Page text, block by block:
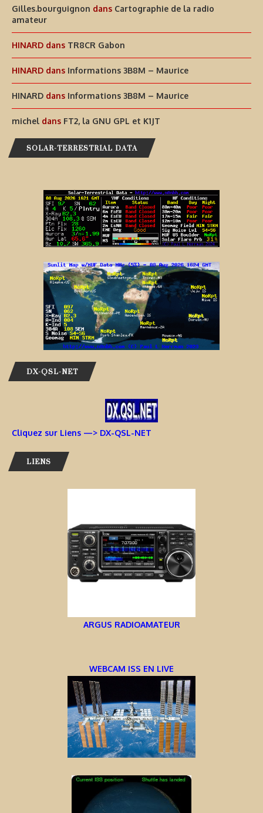
Gilles.bourguignon dans Cartographie de la radio
amateur
HINARD dans TR8CR Gabon
HINARD dans Informations 3B8M – Maurice
HINARD dans Informations 3B8M – Maurice
michel dans FT2, la GNU GPL et K1JT
SOLAR-TERRESTRIAL DATA
DX-QSL-NET
Cliquez sur Liens —> DX-QSL-NET
LIENS
ARGUS RADIOAMATEUR
WEBCAM ISS EN LIVE